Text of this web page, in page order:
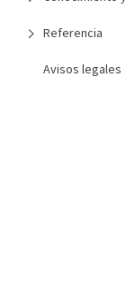
Referencia
Avisos legales